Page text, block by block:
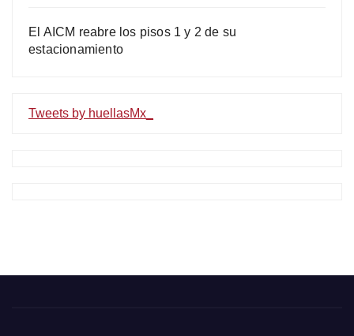
El AICM reabre los pisos 1 y 2 de su
estacionamiento
Tweets by huellasMx_